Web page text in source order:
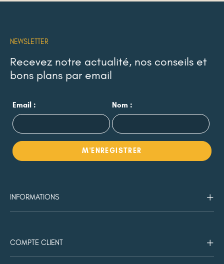
NEWSLETTER
Recevez notre actualité, nos conseils et
bons plans par email
Email : Nom :
INFORMATIONS
COMPTE CLIENT